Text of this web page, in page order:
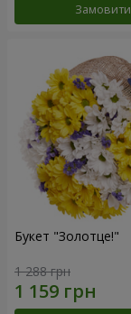
Замовити
Букет "Золотце!"
1 288 грн